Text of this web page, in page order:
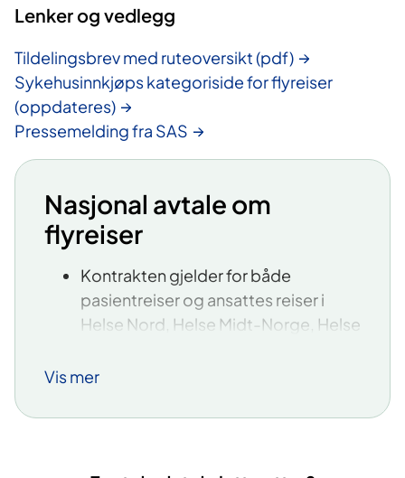
Lenker og vedlegg
Tildelingsbrev med ruteoversikt (pdf)
Sykehusinnkjøps kategoriside for flyreiser
(oppdateres)
Pressemelding fra SAS
Nasjonal avtale om
flyreiser
Kontrakten gjelder for både
pasientreiser og ansattes reiser i
Helse Nord, Helse Midt-Norge, Helse
Sykehusinnkjøp HF framforhandler
helseforetakene.
Vis mer